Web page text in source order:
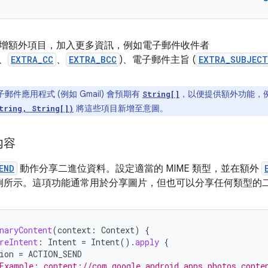
額外項目，加入更多資訊，例如電子郵件收件者
EXTRA_CC 、 EXTRA_BCC )、電子郵件主旨 ( EXTRA_SUBJECT
郵件應用程式 (例如 Gmail) 會預期有 String[] ，以便提供額外功能，
String[]) 將這些項目新增至意圖。
容
動作分享二進位資料。設定適當的 MIME 類型，並在額外
所示。這項功能通常用於分享圖片，但也可以分享任何類型的
(context : Context)
{
: Intent = Intent().apply {
= ACTION_SEND